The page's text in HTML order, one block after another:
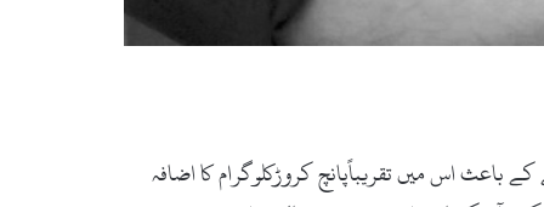
میں اضافے کے باعث اس میں تقریباًپانچ کروڑکلوگرام کا اضافہ